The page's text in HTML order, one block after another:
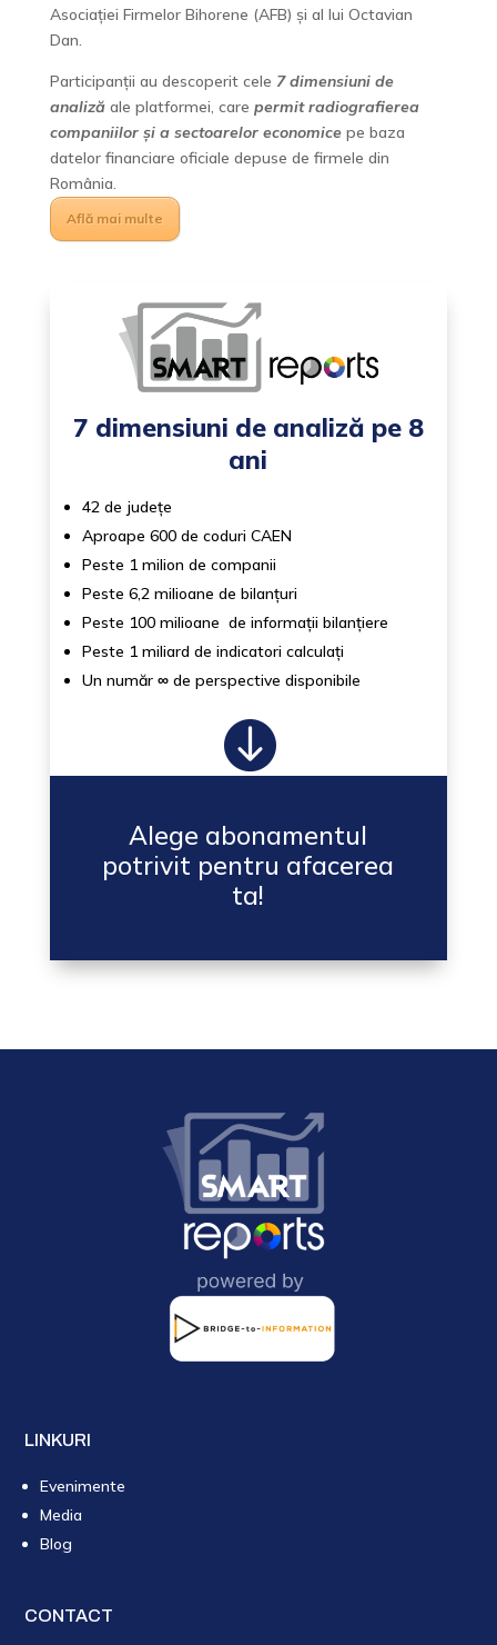
Asociației Firmelor Bihorene (AFB) și al lui Octavian
Dan.
Participanții au descoperit cele 7 dimensiuni de
analiză ale platformei, care permit radiografierea
companiilor și a sectoarelor economicepe baza
datelor financiare oficiale depuse de firmele din
România.
Află mai multe
7 dimensiuni de analiză pe 8
ani
42 de județe
Aproape 600 de coduri CAEN
Peste 1 milion de companii
Peste 6,2 milioane de bilanțuri
Peste 100 milioane de informații bilanțiere
Peste 1 miliard de indicatori calculați
Un număr ∞de perspective disponibile

Alege abonamentul
potrivit pentru afacerea
ta!
LINKURI
Evenimente
Media
Blog
CONTACT